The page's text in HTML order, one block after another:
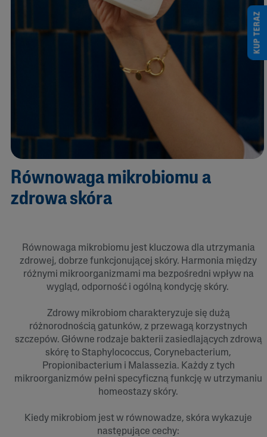
Równowaga mikrobiomu a
zdrowa skóra
Równowaga mikrobiomu jest kluczowa dla utrzymania
zdrowej, dobrze funkcjonującej skóry. Harmonia między
różnymi mikroorganizmami ma bezpośredni wpływ na
wygląd, odporność i ogólną kondycję skóry.
Zdrowy mikrobiom charakteryzuje się dużą
różnorodnością gatunków, z przewagą korzystnych
szczepów. Główne rodzaje bakterii zasiedlających zdrową
skórę to Staphylococcus, Corynebacterium,
Propionibacterium i Malassezia. Każdy z tych
mikroorganizmów pełni specyficzną funkcję w utrzymaniu
homeostazy skóry.
Kiedy mikrobiom jest w równowadze, skóra wykazuje
następujące cechy:
KUP TERAZ